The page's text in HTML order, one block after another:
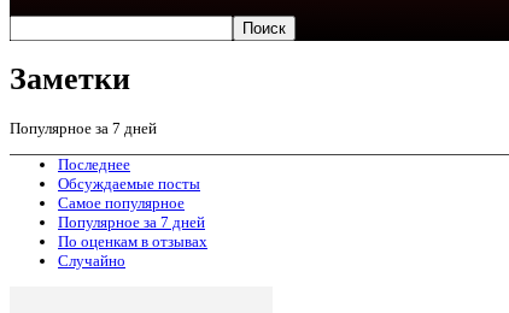
Заметки
Популярное за 7 дней
Последнее
Обсуждаемые посты
Самое популярное
Популярное за 7 дней
По оценкам в отзывах
Случайно